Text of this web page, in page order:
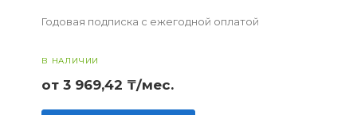
Годовая подписка с ежегодной оплатой
В НАЛИЧИИ
от 3 969,42 ₸/мес.